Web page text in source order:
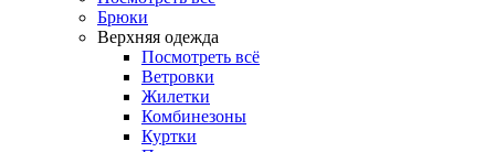
Брюки
Верхняя одежда
Посмотреть всё
Ветровки
Жилетки
Комбинезоны
Куртки